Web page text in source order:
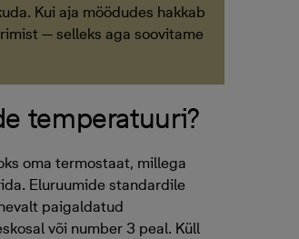
Kui aja möödudes hakkab
— selleks aga soovitame
temperatuuri?
oma termostaat, millega
Eluruumide standardile
paigaldatud
või number 3 peal. Küll